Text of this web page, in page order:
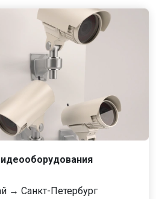
→ Санкт-Петербург